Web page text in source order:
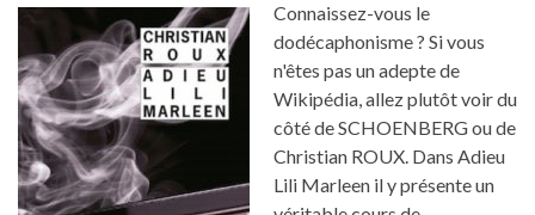
Connaissez-vous le
dodécaphonisme ? Si vous
n'êtes pas un adepte de
Wikipédia, allez plutôt voir du
côté de SCHOENBERG ou de
Christian ROUX. Dans Adieu
Lili Marleen il y présente un